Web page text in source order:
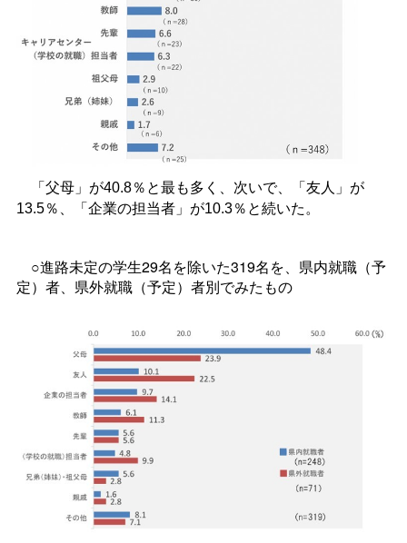
「父母」が40.8％と最も多く、次いで、「友人」が
13.5％、「企業の担当者」が10.3％と続いた。
○進路未定の学生29名を除いた319名を、県内就職（予
定）者、県外就職（予定）者別でみたもの